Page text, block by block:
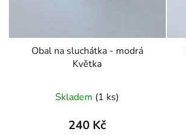
Obal na sluchátka - modrá
Květka
Skladem (1 ks)
240 Kč